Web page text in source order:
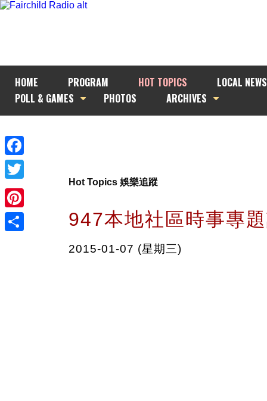
HOME PROGRAM HOT TOPICS
LOCAL NEWS
POLL & GAMES
PHOTOS ARCHIVES
Facebook
Twitter
Pinterest
Hot Topics 娛樂追蹤
947本地社區時事專
2015-01-07 (星期三)